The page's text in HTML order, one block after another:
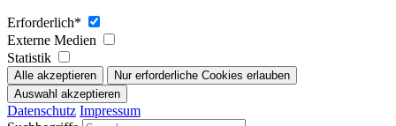
Erforderlich*
Externe Medien
Statistik
Datenschutz Impressum